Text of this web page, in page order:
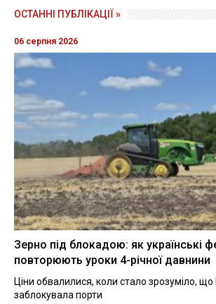
ОСТАННІ ПУБЛІКАЦІЇ »
06 серпня 2026
Зерно під блокадою: як українські
повторюють уроки 4-річної давнини
Ціни обвалилися, коли стало зрозуміло, що
заблокувала порти